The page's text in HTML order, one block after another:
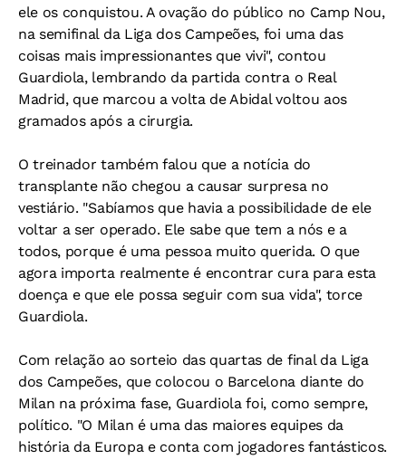
ele os conquistou. A ovação do público no Camp Nou,
na semifinal da Liga dos Campeões, foi uma das
coisas mais impressionantes que vivi", contou
Guardiola, lembrando da partida contra o Real
Madrid, que marcou a volta de Abidal voltou aos
gramados após a cirurgia.
O treinador também falou que a notícia do
transplante não chegou a causar surpresa no
vestiário. "Sabíamos que havia a possibilidade de ele
voltar a ser operado. Ele sabe que tem a nós e a
todos, porque é uma pessoa muito querida. O que
agora importa realmente é encontrar cura para esta
doença e que ele possa seguir com sua vida", torce
Guardiola.
Com relação ao sorteio das quartas de final da Liga
dos Campeões, que colocou o Barcelona diante do
Milan na próxima fase, Guardiola foi, como sempre,
político. "O Milan é uma das maiores equipes da
história da Europa e conta com jogadores fantásticos.